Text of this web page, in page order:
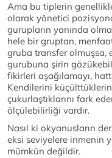
Ama bu tiplerin
olarak yönetici
gurupların yanında
hele bir gruptan,
gruba transfer olmuşsa,
gurubuna şirin
fikirleri aşağılamayı,
Kendilerini
çukurlaştıklarını fark
ölçülebilirliği vardır.
Nasıl ki okyanusların
eksi seviyelere inmenin
mümkün değildir.